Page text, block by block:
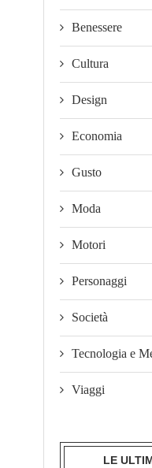
Benessere
Cultura
Design
Economia
Gusto
Moda
Motori
Personaggi
Società
Tecnologia e
Viaggi
LE